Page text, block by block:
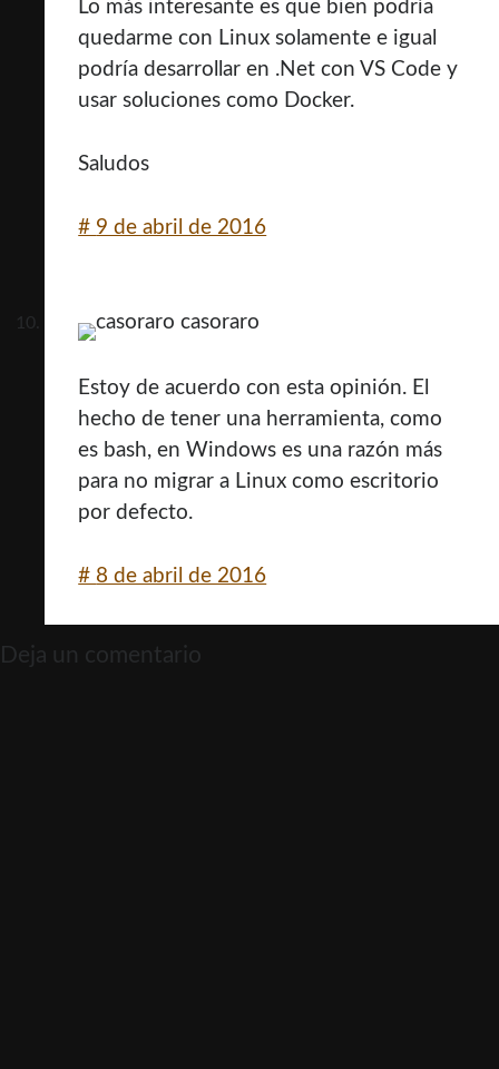
Lo más interesante es que bien podría
quedarme con Linux solamente e igual
podría desarrollar en .Net con VS Code y
usar soluciones como Docker.
Saludos
# 9 de abril de 2016
casoraro
Estoy de acuerdo con esta opinión. El
hecho de tener una herramienta, como
es bash, en Windows es una razón más
para no migrar a Linux como escritorio
por defecto.
# 8 de abril de 2016
Deja un comentario